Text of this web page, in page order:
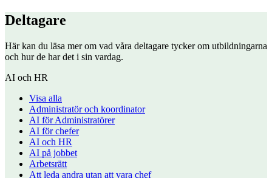
Deltagare
Här kan du läsa mer om vad våra deltagare tycker om utbildningarna
och hur de har det i sin vardag.
AI och HR
Visa alla
Administratör och koordinator
AI för Administratörer
AI för chefer
AI och HR
AI på jobbet
Arbetsrätt
Att leda andra utan att vara chef